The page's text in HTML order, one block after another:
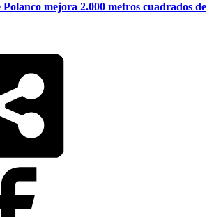
mejora 2.000 metros cuadrados de